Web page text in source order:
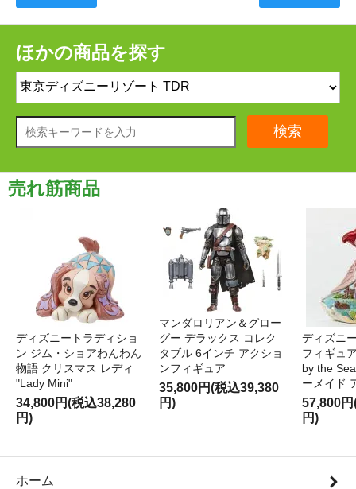
ほかの商品を探す
検索
売れ筋商品
ディズニートラディショ
ン ジム・ショアわんわん
物語 クリスマス レディ
"Lady Mini"
34,800円(税込38,280
円)
マンダロリアン＆グロー
グー デラックス コレク
タブル 6インチ アクショ
ンフィギュア
35,800円(税込39,380
円)
ディズニ
フィギュ
by the
ーメイド
57,800
円)
ホーム